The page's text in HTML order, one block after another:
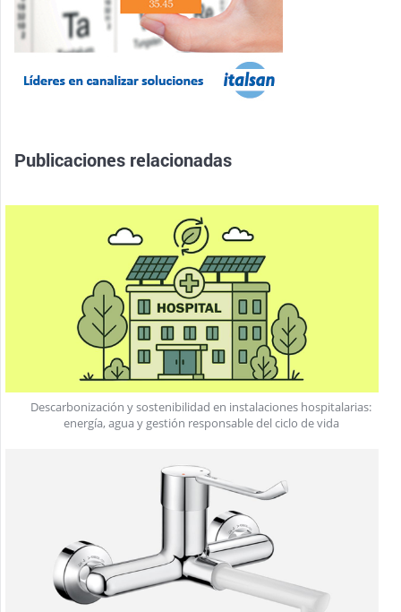
Publicaciones relacionadas
Descarbonización y sostenibilidad en instalaciones hospitalarias:
energía, agua y gestión responsable del ciclo de vida